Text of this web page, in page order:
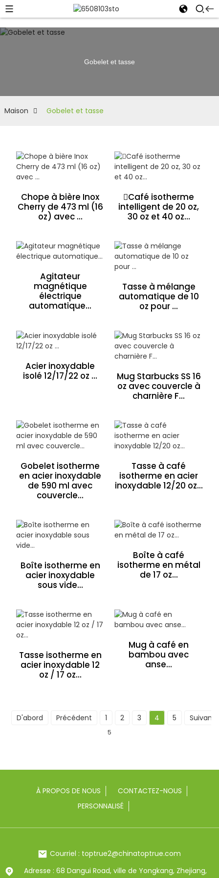
Gobelet et tasse
Maison Gobelet et tasse
Chope à bière Inox
Cherry de 473 ml (16
oz) avec ...
Café isotherme
intelligent de 20 oz,
30 oz et 40 oz…
Agitateur
magnétique
électrique
automatique...
Tasse à mélange
automatique de 10
oz pour ...
Acier inoxydable
isolé 12/17/22 oz ...
Mug Starbucks SS 16
oz avec couvercle à
charnière F...
Gobelet isotherme
en acier inoxydable
de 590 ml avec
couvercle...
Tasse à café
isotherme en acier
inoxydable 12/20 oz...
Boîte isotherme en
acier inoxydable
sous vide...
Boîte à café
isotherme en métal
de 17 oz...
Tasse isotherme en
acier inoxydable 12
oz / 17 oz...
Mug à café en
bambou avec
anse...
D'abord Précédent 1 2 3 4 5 Suivant
5
À PROPOS DE NOUS
CONTACTEZ-NOUS
PERSONNALISÉ
Courriel : toptrue2@chinatoptrue.com
Adresse : 68 Dangui Road, ville de Yongkang, Zhejiang,